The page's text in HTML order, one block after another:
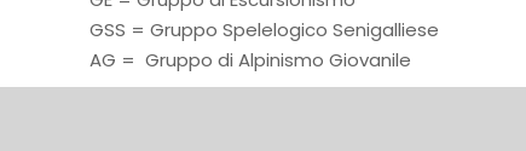
GSS = Gruppo Spelelogico Senigalliese
AG = Gruppo di Alpinismo Giovanile